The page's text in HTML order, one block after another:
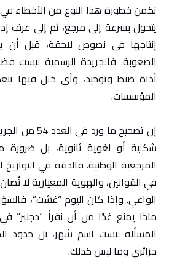
تكمن خطورة هذا النوع من الأخطاء
يتحول بسرعة إلى مرجع، ثم إلى عرف
إنتاجها في نصوص لاحقة، قبل أن
الصعوبة. فالجريدة الرسمية ليست
أداة ضبط وتوحيد، وأي خلل فيها
المؤسسات.
إن تصحيح ما
شكلية أو لغوية ثانوية، بل
المرجعية الوطنية. فالدقة في
في القوانين، والهوية المعيارية لا
الواعي. وإذا كان اليوم “غشت”،
ماذا يمنع غدًا من أن نقرأ “دجنبر”
المسألة ليست اسم شهر، بل حدود
جزائري وما ليس كذلك.